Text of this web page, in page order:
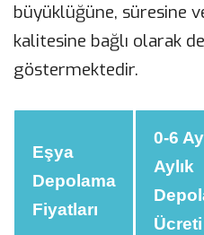
büyüklüğüne, süresine
kalitesine bağlı olarak
göstermektedir.
Eşya
Depolama
Fiyatları
0-6 Ay
Aylık
Ücreti